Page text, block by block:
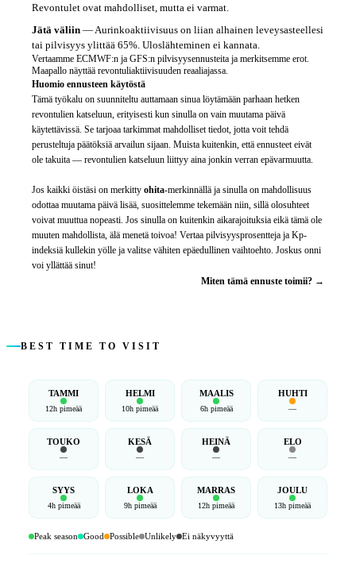
Revontulet ovat mahdolliset, mutta ei varmat.
Jätä väliin —Aurinkoaktiivisuus on liian alhainen leveysasteellesi
tai pilvisyys ylittää 65%. Uloslähteminen ei kannata.
Vertaamme ECMWF:n ja GFS:n pilvisyysennusteita ja merkitsemme erot.
Maapallo näyttää revontuliaktiivisuuden reaaliajassa.
Huomio ennusteen käytöstä
Tämä työkalu on suunniteltu auttamaan sinua löytämään parhaan hetken
revontulien katseluun, erityisesti kun sinulla on vain muutama päivä
käytettävissä. Se tarjoaa tarkimmat mahdolliset tiedot, jotta voit tehdä
perusteltuja päätöksiä arvailun sijaan. Muista kuitenkin, että ennusteet eivät
ole takuita — revontulien katseluun liittyy aina jonkin verran epävarmuutta.
Jos kaikki öistäsi on merkitty ohita-merkinnällä ja sinulla on mahdollisuus
odottaa muutama päivä lisää, suosittelemme tekemään niin, sillä olosuhteet
voivat muuttua nopeasti. Jos sinulla on kuitenkin aikarajoituksia eikä tämä ole
muuten mahdollista, älä menetä toivoa! Vertaa pilvisyysprosentteja ja Kp-
indeksiä kullekin yölle ja valitse vähiten epäedullinen vaihtoehto. Joskus onni
voi yllättää sinut!
Miten tämä ennuste toimii? →
BEST TIME TO VISIT
TAMMI
12h pimeää
HELMI
10h pimeää
MAALIS
6h pimeää
HUHTI
—
TOUKO
—
KESÄ
—
HEINÄ
—
ELO
—
SYYS
4h pimeää
LOKA
9h pimeää
MARRAS
12h pimeää
JOULU
13h pimeää
Peak season Good Possible Unlikely Ei näkyvyyttä